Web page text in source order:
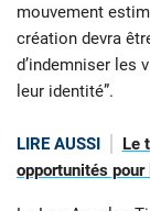
mouvement
création devra
d’indemniser les
leur identité”.
LIRE AUSSI
Le
opportunités